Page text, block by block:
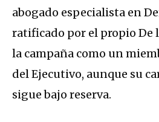
abogado especialista en
ratificado por el propio De
la campaña como un
del Ejecutivo, aunque su
sigue bajo reserva.